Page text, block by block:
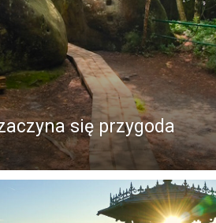
się przygoda